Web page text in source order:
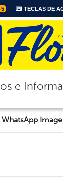
TECLAS DE
de
e
WhatsApp